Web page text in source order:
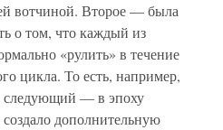
вотчиной. Второе — была
о том, что каждый из
«рулить» в течение
цикла. То есть, например,
следующий — в эпоху
дополнительную